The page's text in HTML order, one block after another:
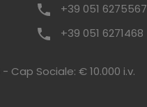
+39 051 6275567
+39 051 6271468
Cap Sociale: € 10.000 i.v.